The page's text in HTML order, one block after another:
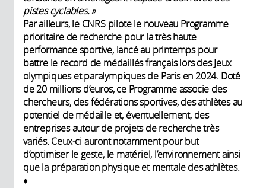
pistes cyclables. »
Par ailleurs, le CNRS pilote le nouveau Programme
prioritaire de recherche pour la très haute
performance sportive, lancé au printemps pour
battre le record de médaillés français lors des Jeux
olympiques et paralympiques de Paris en 2024. Doté
de 20 millions d’euros, ce Programme associe des
chercheurs, des fédérations sportives, des athlètes au
potentiel de médaille et, éventuellement, des
entreprises autour de projets de recherche très
variés. Ceux-ci auront notamment pour but
d’optimiser le geste, le matériel, l’environnement ainsi
que la préparation physique et mentale des athlètes.
♦